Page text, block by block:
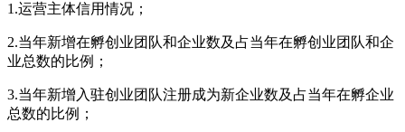
1.运营主体信用情况；
2.当年新增在孵创业团队和企业数及占当年在孵创业团队和企
业总数的比例；
3.当年新增入驻创业团队注册成为新企业数及占当年在孵企业
总数的比例；